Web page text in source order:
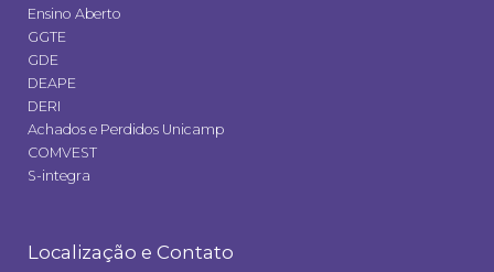
Ensino Aberto
GGTE
GDE
DEAPE
DERI
Achados e Perdidos Unicamp
COMVEST
S-integra
Localização e Contato